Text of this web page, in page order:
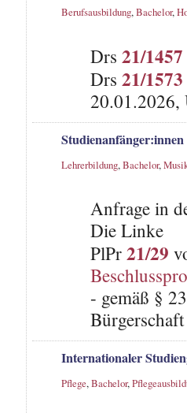
Berufsausbildung,Bachelor,
Drs 21/1457
Drs 21/1573
20.01.2026,
Lehrerbildung,Bachelor,
Anfrage in
Die Linke
PlPr21/29
- gemäß §
Internationaler
Pflege,Bachelor,